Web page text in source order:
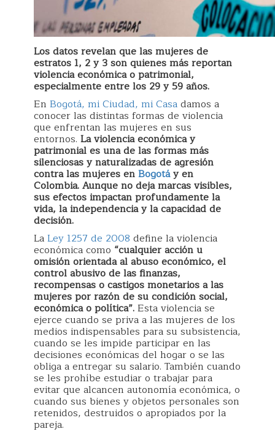
Los datos revelan que las mujeres de
estratos 1, 2 y 3 son quienes más reportan
violencia económica o patrimonial,
especialmente entre los 29 y 59 años.
En Bogotá, mi Ciudad, mi Casadamos a
conocer las distintas formas de violencia
que enfrentan las mujeres en sus
entornos. La violencia económica y
patrimonial es una de las formas más
silenciosas y naturalizadas de agresión
contra las mujeres enBogotáy en
Colombia. Aunque no deja marcas visibles,
sus efectos impactan profundamente la
vida, la independencia y la capacidad de
decisión.
LaLey 1257 de 2008 define la violencia
económica como “cualquier acción u
omisión orientada al abuso económico, el
control abusivo de las finanzas,
recompensas o castigos monetarios a las
mujeres por razón de su condición social,
económica o política”.Esta violencia se
ejerce cuando se priva a las mujeres de los
medios indispensables para su subsistencia,
cuando se les impide participar en las
decisiones económicas del hogar o se las
obliga a entregar su salario. También cuando
se les prohíbe estudiar o trabajar para
evitar que alcancen autonomía económica, o
cuando sus bienes y objetos personales son
retenidos, destruidos o apropiados por la
pareja.